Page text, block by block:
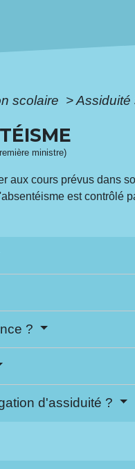
scolaire >Assiduité
ministre)
aux cours prévus dans
est contrôlé
?
d'assiduité ?